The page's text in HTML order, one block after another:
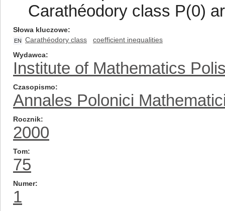
Carathéodory class P(0)
Słowa kluczowe
EN Carathéodory class
coefficient inequalities
Wydawca
Institute of Mathematics
Czasopismo
Annales Polonici
Rocznik
2000
Tom
75
Numer
1